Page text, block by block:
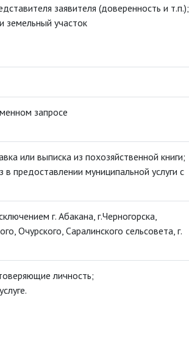
заявителя (доверенность и т.п.);
земельный участок
запросе
или выписка из похозяйственной книги;
предоставлении муниципальной услуги с
г. Абакана, г.Черногорска,
Очурского, Саралинского сельсовета, г.
личность;